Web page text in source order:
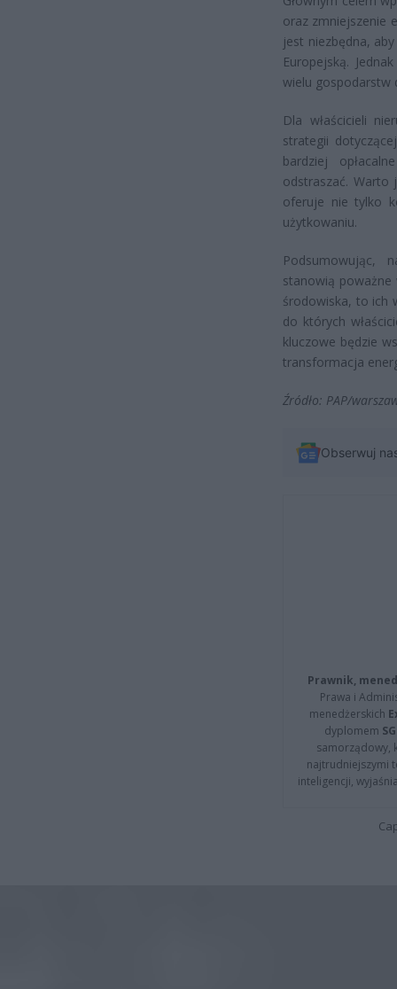
oraz zmniejszenie
jest niezbędna,
Europejską.
wielu gospodarstw
Dla właścicieli
strategii
bardziej
odstraszać. Warto
oferuje nie tylko
użytkowaniu.
Podsumowując,
stanowią poważne
środowiska, to ich
do których
kluczowe będzie
transformacja
Źródło: PAP/
Obserwuj
Prawnik,
Prawa i
menedżerskich
dyplomem
samorządowy,
najtrudniejszymi
inteligencji,